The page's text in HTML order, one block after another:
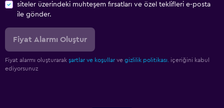
siteler üzerindeki muhteşem fırsatları ve özel teklifleri e-posta
ile gönder.
Fiyat Alarmı Oluştur
Fiyat alarmı oluşturarak şartlar ve koşullar ve gizlilik politikası.
içeriğini kabul
ediyorsunuz